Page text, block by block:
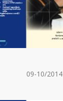
09-10/2014